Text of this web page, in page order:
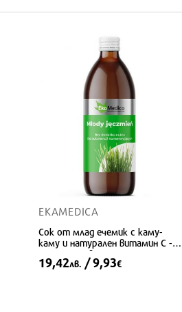
EKAMEDICA
Сок от млад ечемик с каму-
каму и натурален витамин С -
За пречистване на организма,
500 ml, 10 дози
19,42лв. / 9,93€